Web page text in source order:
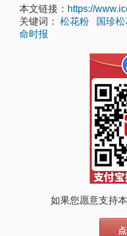
本文链接： https://
关键词： 松花粉 国珍
命时报
如果您愿意支持